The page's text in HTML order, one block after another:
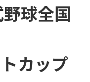
球全国
カップ